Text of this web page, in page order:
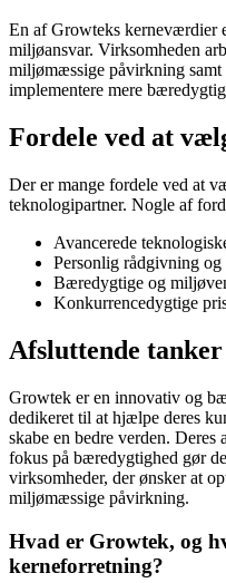
En af Growteks kerneværdier
miljøansvar. Virksomheden
miljømæssige påvirkning
implementere mere
Fordele ved at
Der er mange fordele ved at
teknologipartner. Nogle af
Avancerede
Personlig rådgivning og
Bæredygtige og
Konkurrencedygtige
Afsluttende tanker
Growtek er en innovativ og
dedikeret til at hjælpe deres
skabe en bedre verden.
fokus på bæredygtighed gør
virksomheder, der ønsker at
miljømæssige påvirkning.
Hvad er Growtek, og
kerneforretning?